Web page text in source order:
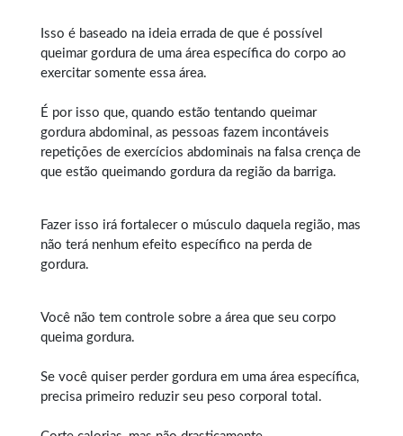
Isso é baseado na ideia errada de que é possível
queimar gordura de uma área específica do corpo ao
exercitar somente essa área.
É por isso que, quando estão tentando queimar
gordura abdominal, as pessoas fazem incontáveis
repetições de exercícios abdominais na falsa crença de
que estão queimando gordura da região da barriga.
Fazer isso irá fortalecer o músculo daquela região, mas
não terá nenhum efeito específico na perda de
gordura.
Você não tem controle sobre a área que seu corpo
queima gordura.
Se você quiser perder gordura em uma área específica,
precisa primeiro reduzir seu peso corporal total.